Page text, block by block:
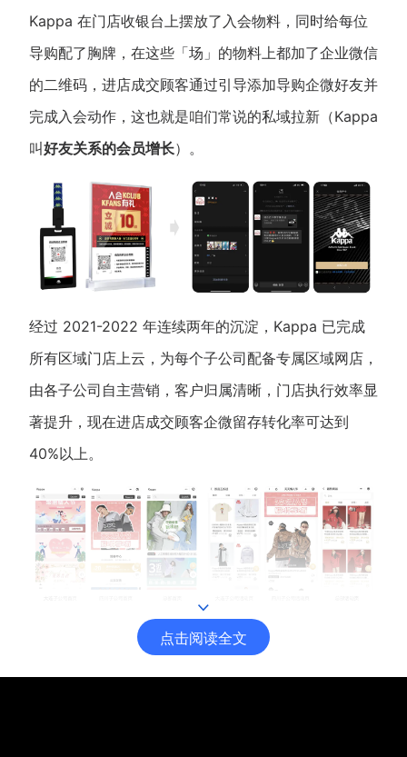
Kappa 在门店收银台上摆放了入会物料，同时给每位
导购配了胸牌，在这些「场」的物料上都加了企业微信
的二维码，进店成交顾客通过引导添加导购企微好友并
完成入会动作，这也就是咱们常说的私域拉新（Kappa
叫好友关系的会员增长）。
经过 2021-2022 年连续两年的沉淀，Kappa 已完成
所有区域门店上云，为每个子公司配备专属区域网店，
由各子公司自主营销，客户归属清晰，门店执行效率显
著提升，现在进店成交顾客企微留存转化率可达到
40%以上。
点击阅读全文